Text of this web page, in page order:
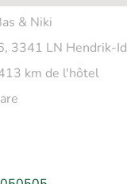
& Niki
3341 LN Hendrik-
km de l'hôtel